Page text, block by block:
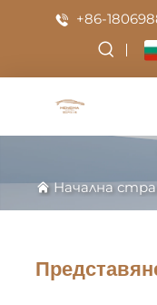
+86-
Начална